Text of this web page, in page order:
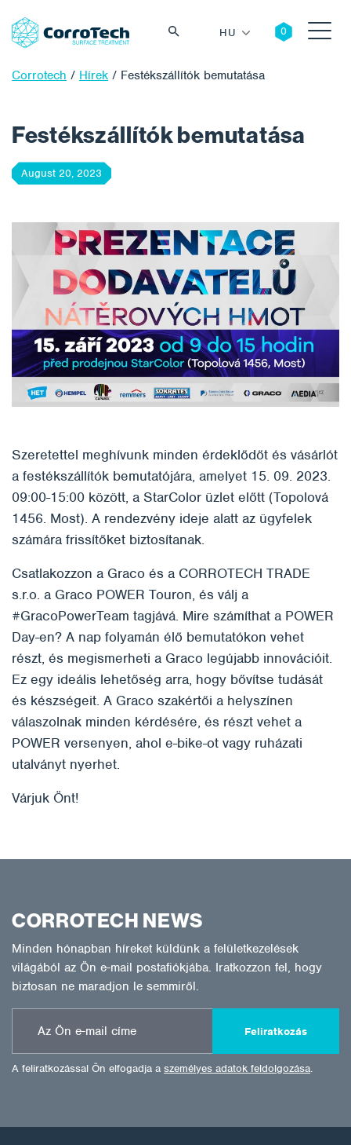
Keresés
HU
Corrotech / Hírek / Festékszállítók bemutatása
Festékszállítók bemutatása
August 20, 2023
Szeretettel meghívunk minden érdeklődőt és vásárlót
a festékszállítók bemutatójára, amelyet 15. 09. 2023.
09:00-15:00 között, a StarColor üzlet előtt (Topolová
1456. Most). A rendezvény ideje alatt az ügyfelek
számára frissítőket biztosítanak.
Csatlakozzon a Graco és a CORROTECH TRADE
s.r.o. a Graco POWER Touron, és válj a
#GracoPowerTeam tagjává. Mire számíthat a POWER
Day-en? A nap folyamán élő bemutatókon vehet
részt, és megismerheti a Graco legújabb innovációit.
Ez egy ideális lehetőség arra, hogy bővítse tudását
és készségeit. A Graco szakértői a helyszínen
válaszolnak minden kérdésére, és részt vehet a
POWER versenyen, ahol e-bike-ot vagy ruházati
utalványt nyerhet.
Várjuk Önt!
CORROTECH NEWS
Minden hónapban híreket küldünk a felületkezelések
világából az Ön e-mail postafiókjába. Iratkozzon fel, hogy
biztosan ne maradjon le semmiről.
Feliratkozás
A feliratkozással Ön elfogadja a személyes adatok feldolgozása.